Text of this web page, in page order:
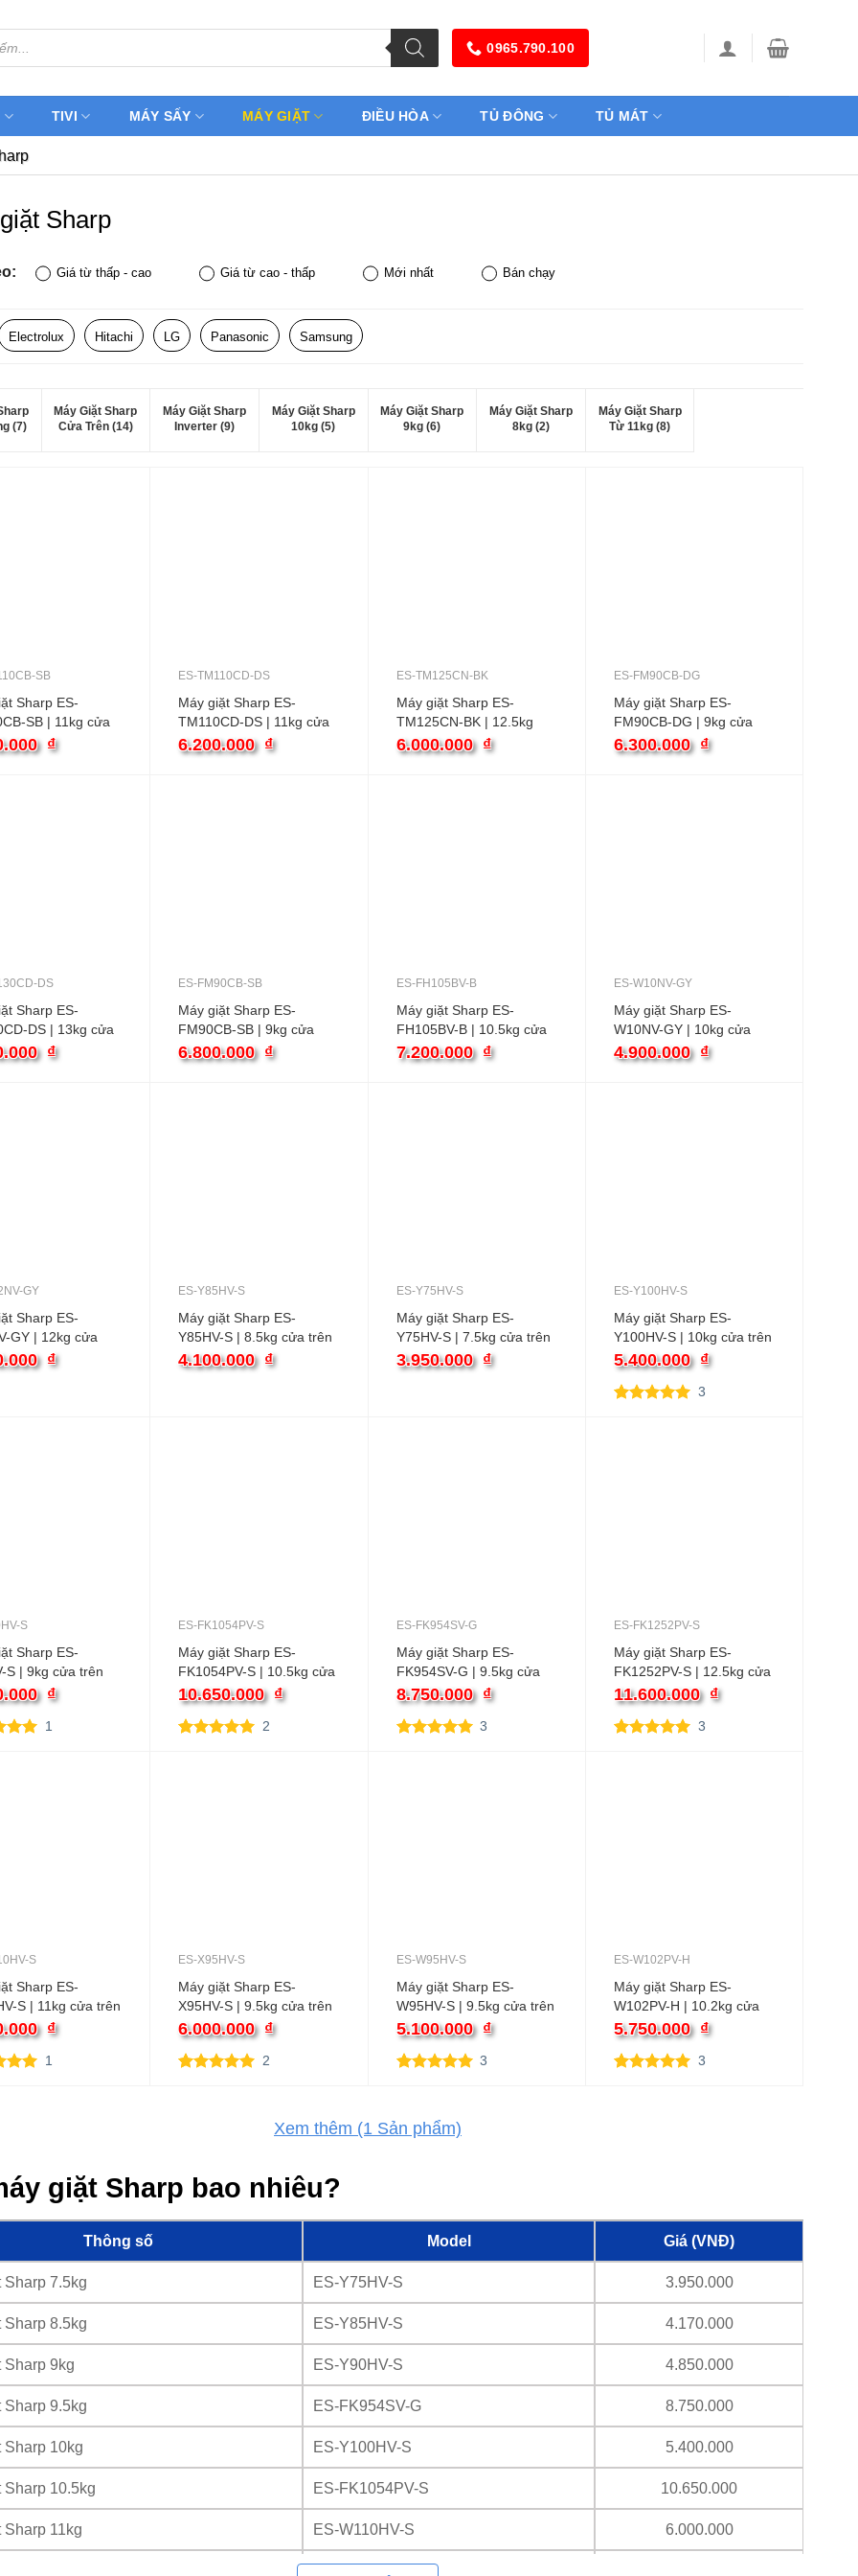
0965.790.100
TIVI MÁY SẤY MÁY GIẶT ĐIỀU HÒA TỦ ĐÔNG TỦ MÁT
Sharp
Giá từ thấp - cao Giá từ cao - thấp Mới nhất Bán chạy
Electrolux Hitachi LG Panasonic Samsung
(7)
Máy Giặt Sharp
Cửa Trên (14)
Máy Giặt Sharp
Inverter (9)
Máy Giặt Sharp
10kg (5)
Máy Giặt Sharp
9kg (6)
Máy Giặt Sharp
8kg (2)
Máy Giặt Sharp
Từ 11kg (8)
SB
Sharp ES-
SB | 11kg cửa
₫
ES-TM110CD-DS
Máy giặt Sharp ES-
TM110CD-DS | 11kg cửa
trên inverter
6.200.000 ₫
ES-TM125CN-BK
Máy giặt Sharp ES-
TM125CN-BK | 12.5kg
cửa trên
6.000.000 ₫
ES-FM90CB-DG
Máy giặt Sharp ES-
FM90CB-DG | 9kg cửa
ngang
6.300.000 ₫
DS
Sharp ES-
DS | 13kg cửa
₫
ES-FM90CB-SB
Máy giặt Sharp ES-
FM90CB-SB | 9kg cửa
ngang inverter
6.800.000 ₫
ES-FH105BV-B
Máy giặt Sharp ES-
FH105BV-B | 10.5kg cửa
ngang inverter
7.200.000 ₫
ES-W10NV-GY
Máy giặt Sharp ES-
W10NV-GY | 10kg cửa
trên
4.900.000 ₫
GY
Sharp ES-
GY | 12kg cửa
₫
ES-Y85HV-S
Máy giặt Sharp ES-
Y85HV-S | 8.5kg cửa trên
4.100.000 ₫
ES-Y75HV-S
Máy giặt Sharp ES-
Y75HV-S | 7.5kg cửa trên
inverter
3.950.000 ₫
ES-Y100HV-S
Máy giặt Sharp ES-
Y100HV-S | 10kg cửa trên
5.400.000 ₫
3
S
Sharp ES-
S | 9kg cửa trên
₫
1
ES-FK1054PV-S
Máy giặt Sharp ES-
FK1054PV-S | 10.5kg cửa
ngang inverter
10.650.000 ₫
2
ES-FK954SV-G
Máy giặt Sharp ES-
FK954SV-G | 9.5kg cửa
ngang inverter
8.750.000 ₫
3
ES-FK1252PV-S
Máy giặt Sharp ES-
FK1252PV-S | 12.5kg cửa
ngang inverter
11.600.000 ₫
3
S
Sharp ES-
S | 11kg cửa trên
₫
1
ES-X95HV-S
Máy giặt Sharp ES-
X95HV-S | 9.5kg cửa trên
inverter
6.000.000 ₫
2
ES-W95HV-S
Máy giặt Sharp ES-
W95HV-S | 9.5kg cửa trên
5.100.000 ₫
3
ES-W102PV-H
Máy giặt Sharp ES-
W102PV-H | 10.2kg cửa
trên
5.750.000 ₫
3
Xem thêm (1 Sản phẩm)
giặt Sharp bao nhiêu?
Thông số Model Giá (VNĐ)
Sharp 7.5kg ES-Y75HV-S 3.950.000
Sharp 8.5kg ES-Y85HV-S 4.170.000
Sharp 9kg ES-Y90HV-S 4.850.000
Sharp 9.5kg ES-FK954SV-G 8.750.000
Sharp 10kg ES-Y100HV-S 5.400.000
Sharp 10.5kg ES-FK1054PV-S 10.650.000
Sharp 11kg ES-W110HV-S 6.000.000